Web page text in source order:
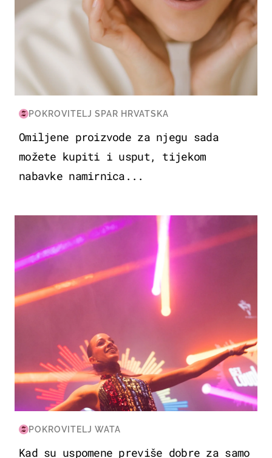
POKROVITELJ SPAR HRVATSKA
Omiljene proizvode za njegu sada
možete kupiti i usput, tijekom
nabavke namirnica...
KULTURA & ZABAVA
POKROVITELJ WATA
Kad su uspomene previše dobre za samo